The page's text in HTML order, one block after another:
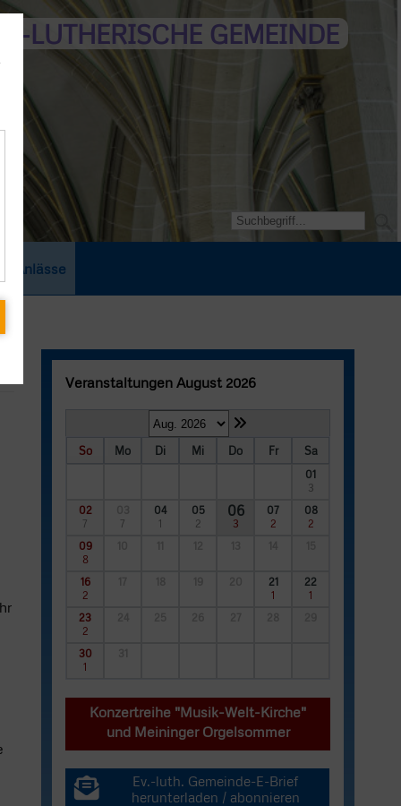
LUTHERISCHE GEMEINDE
Anlässe
Veranstaltungen August 2026
So Mo Di Mi Do Fr
Sa
01
3
02
7
7
04
1
05
2
06
3
07
2
08
2
09
8
16
2
21
1
22
1
23
2
30
1
Konzertreihe "Musik-Welt-Kirche"
und Meininger Orgelsommer
Ev.-luth. Gemeinde-E-Brief
herunterladen / abonnieren